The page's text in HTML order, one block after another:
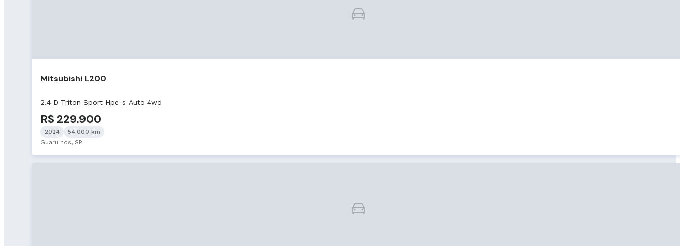
Mitsubishi L200
2.4 D Triton Sport Hpe-s Auto 4wd
R$ 229.900
2024
54.000 km
Guarulhos, SP